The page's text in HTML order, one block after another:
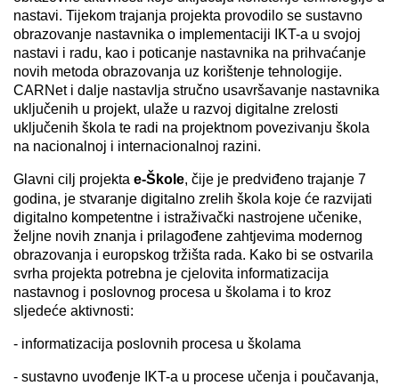
nastavi. Tijekom trajanja projekta provodilo se sustavno
obrazovanje nastavnika o implementaciji IKT-a u svojoj
nastavi i radu, kao i poticanje nastavnika na prihvaćanje
novih metoda obrazovanja uz korištenje tehnologije.
CARNet i dalje nastavlja stručno usavršavanje nastavnika
uključenih u projekt, ulaže u razvoj digitalne zrelosti
uključenih škola te radi na projektnom povezivanju škola
na nacionalnoj i internacionalnoj razini.
Glavni cilj projekta e-Škole, čije je predviđeno trajanje 7
godina, je stvaranje digitalno zrelih škola koje će razvijati
digitalno kompetentne i istraživački nastrojene učenike,
željne novih znanja i prilagođene zahtjevima modernog
obrazovanja i europskog tržišta rada. Kako bi se ostvarila
svrha projekta potrebna je cjelovita informatizacija
nastavnog i poslovnog procesa u školama i to kroz
sljedeće aktivnosti:
- informatizacija poslovnih procesa u školama
- sustavno uvođenje IKT-a u procese učenja i poučavanja,